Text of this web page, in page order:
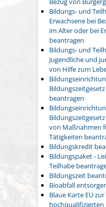
Bildungs- und
Erwachsene bei
im Alter oder bei
beantragen
Bildungs- und
Jugendliche und
von Hilfe zum
beantragen
von Maßnahmen
Tätigkeiten
Bildungskredit
Bildungspaket -
Teilhabe
Bildungszeit
Bioabfall
Blaue Karte EU
hochqualifizierten